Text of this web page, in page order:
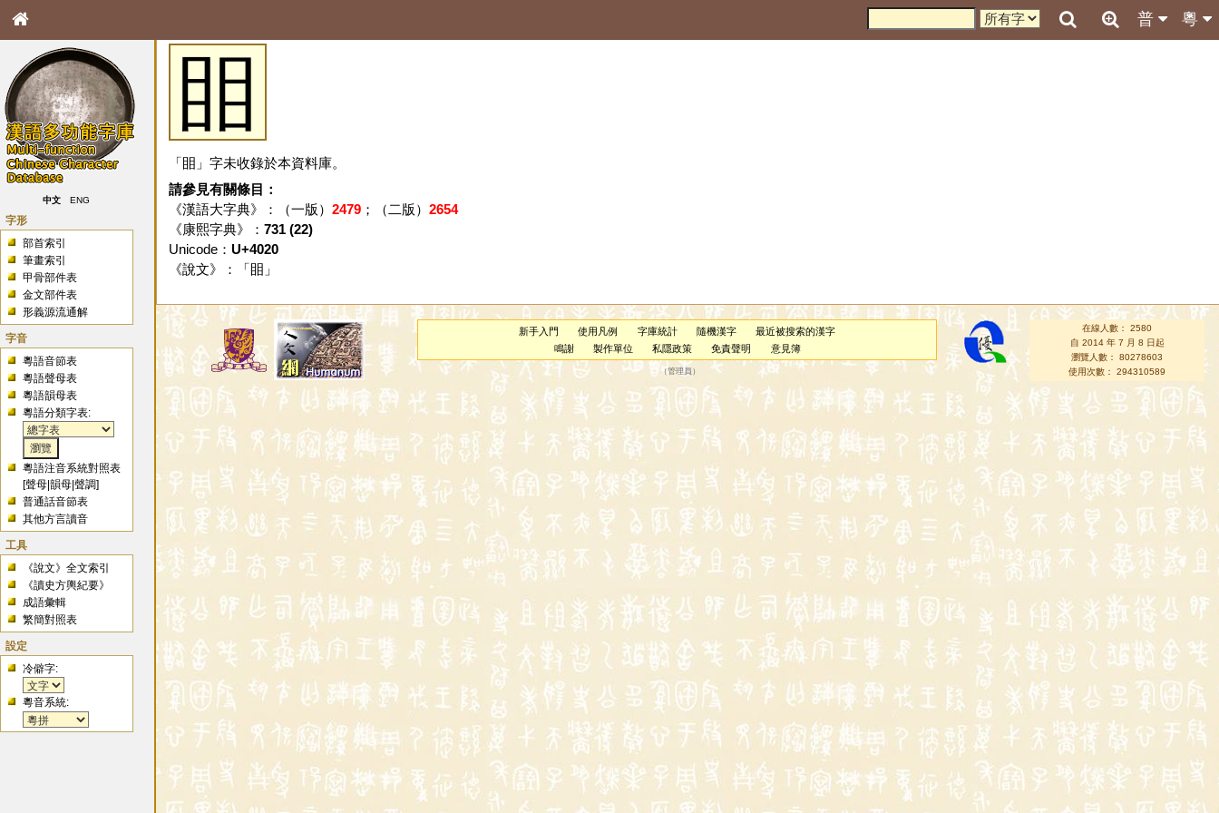
粵
普
中文 ENG
字形
部首索引
筆畫索引
甲骨部件表
金文部件表
形義源流通解
字音
粵語音節表
粵語聲母表
粵語韻母表
粵語分類字表:
粵語注音系統對照表
[聲母 |韻母 |聲調]
普通話音節表
其他方言讀音
工具
《說文》全文索引
《讀史方輿紀要》
成語彙輯
繁簡對照表
設定
冷僻字:
粵音系統:
䀠
「䀠」字未收錄於本資料庫。
請參見有關條目：
《漢語大字典》：（一版） 2479；（二版） 2654
《康熙字典》： 731 (22)
Unicode： U+4020
《說文》：「 䀠 」
新手入門 使用凡例 字庫統計 隨機漢字
最近被搜索的漢字
鳴謝
製作單位 私隱政策 免責聲明 意見簿
（管理員 ）
在線人數： 2580
自 2014 年 7 月 8 日起
瀏覽人數： 80278603
使用次數： 294310589